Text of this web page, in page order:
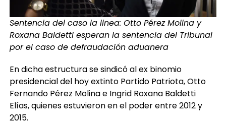
Sentencia del caso la linea: Otto Pérez Molina y
Roxana Baldetti esperan la sentencia del Tribunal
por el caso de defraudación aduanera
En dicha estructura se sindicó al ex binomio
presidencial del hoy extinto Partido Patriota, Otto
Fernando Pérez Molina e Ingrid Roxana Baldetti
Elías, quienes estuvieron en el poder entre 2012 y
2015.